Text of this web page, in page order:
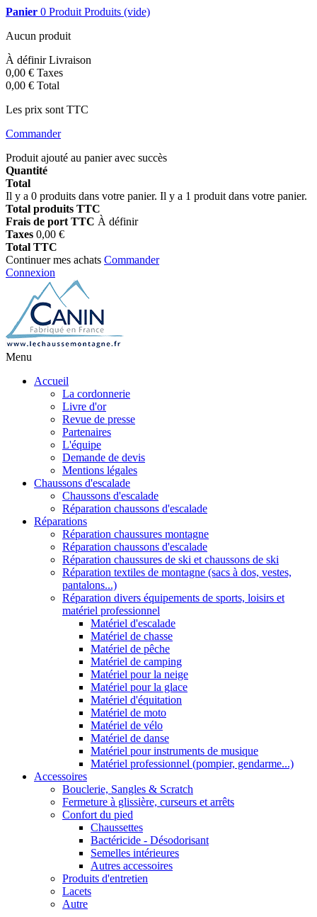
Panier 0 Produit Produits (vide)
Aucun produit
À définirLivraison
0,00 € Taxes
0,00 € Total
Les prix sont TTC
Commander
Produit ajouté au panier avec succès
Quantité
Total
Il y a 0 produits dans votre panier. Il y a 1 produit dans votre panier.
Total produits TTC
Frais de port TTC À définir
Taxes 0,00 €
Total TTC
Continuer mes achats Commander
Connexion
Menu
Accueil
La cordonnerie
Livre d'or
Revue de presse
Partenaires
L'équipe
Demande de devis
Mentions légales
Chaussons d'escalade
Chaussons d'escalade
Réparation chaussons d'escalade
Réparations
Réparation chaussures montagne
Réparation chaussons d'escalade
Réparation chaussures de ski et chaussons de ski
Réparation textiles de montagne (sacs à dos, vestes,
pantalons...)
Réparation divers équipements de sports, loisirs et
matériel professionnel
Matériel d'escalade
Matériel de chasse
Matériel de pêche
Matériel de camping
Matériel pour la neige
Matériel pour la glace
Matériel d'équitation
Matériel de moto
Matériel de vélo
Matériel de danse
Matériel pour instruments de musique
Matériel professionnel (pompier, gendarme...)
Accessoires
Bouclerie, Sangles & Scratch
Fermeture à glissière, curseurs et arrêts
Confort du pied
Chaussettes
Bactéricide - Désodorisant
Semelles intérieures
Autres accessoires
Produits d'entretien
Lacets
Autre